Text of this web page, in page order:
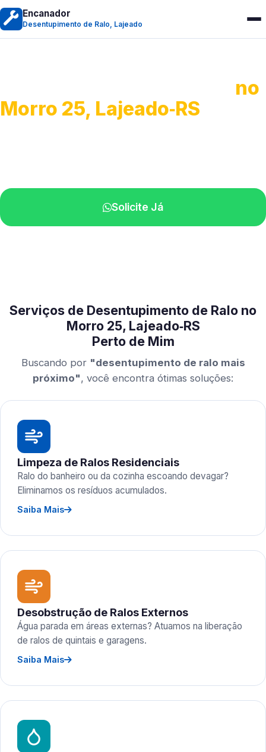
Encanador
Desentupimento de Ralo, Lajeado
no
Morro 25, Lajeado‑RS
Solicite Já
Serviços de Desentupimento de Ralo no
Morro 25, Lajeado‑RS
Perto de Mim
Buscando por "desentupimento de ralo mais
próximo", você encontra ótimas soluções:
Limpeza de Ralos Residenciais
Ralo do banheiro ou da cozinha escoando devagar?
Eliminamos os resíduos acumulados.
Saiba Mais
Desobstrução de Ralos Externos
Água parada em áreas externas? Atuamos na liberação
de ralos de quintais e garagens.
Saiba Mais